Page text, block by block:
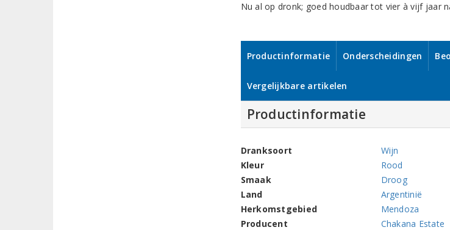
Nu al op dronk; goed houdbaar tot vier à vijf jaar
Productinformatie Onderscheidingen
Vergelijkbare artikelen
Productinformatie
Dranksoort
Wijn
Kleur
Rood
Smaak
Droog
Land
Argentinië
Herkomstgebied
Mendoza
Producent
Chakana Estate